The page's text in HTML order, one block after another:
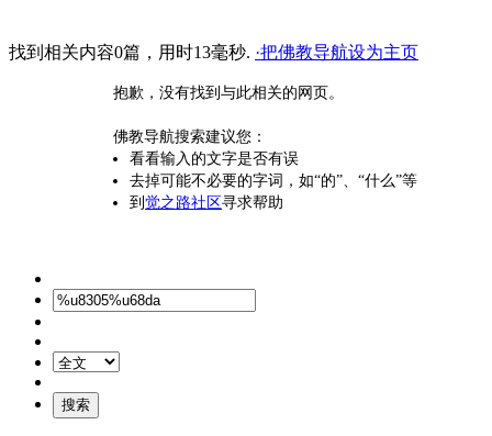
找到相关内容0篇，用时13毫秒. ·把佛教导航设为主页
抱歉，没有找到与此相关的网页。
佛教导航搜索建议您：
看看输入的文字是否有误
去掉可能不必要的字词，如“的”、“什么”等
到 觉之路社区寻求帮助